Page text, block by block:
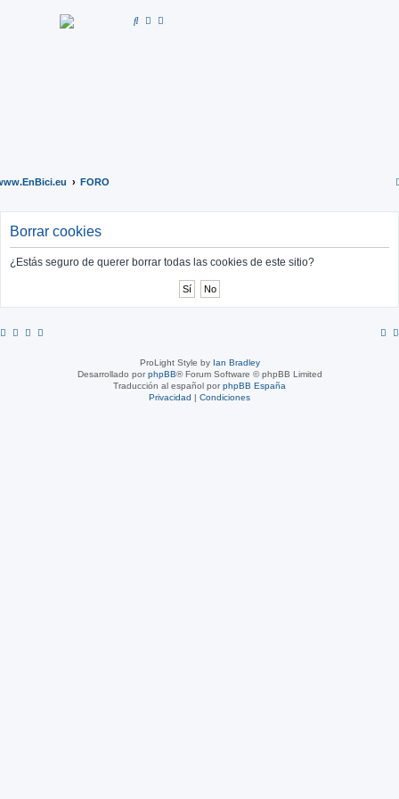
B
FORO
Borrar cookies
¿Estás seguro de querer borrar todas las cookies de este sitio?
ProLight Style by Ian Bradley
Desarrollado porphpBB® Forum Software © phpBB Limited
Traducción al español porphpBB España
Privacidad | Condiciones